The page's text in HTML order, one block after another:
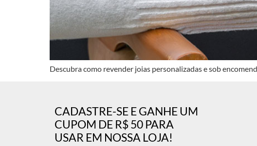
Descubra como revender joias personalizadas e sob
CADASTRE-SE E GANHE UM
CUPOM DE R$ 50 PARA
USAR EM NOSSA LOJA!